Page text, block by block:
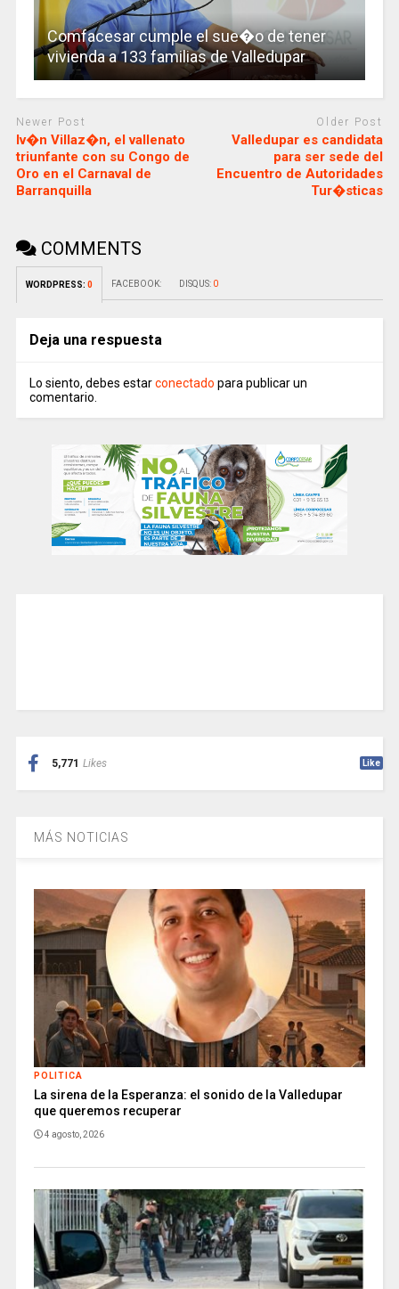
Comfacesar cumple el sue�o de tener
vivienda a 133 familias de Valledupar
Newer Post
Iv�n Villaz�n, el vallenato
triunfante con su Congo de
Oro en el Carnaval de
Barranquilla
Older Post
Valledupar es candidata
para ser sede del
Encuentro de Autoridades
Tur�sticas
COMMENTS
WORDPRESS: 0 FACEBOOK: DISQUS: 0
Deja una respuesta
Lo siento, debes estarconectado para publicar un
comentario.
5,771 Likes Like
MÁS NOTICIAS
POLITICA
La sirena de la Esperanza: el sonido de la Valledupar
que queremos recuperar
4 agosto, 2026